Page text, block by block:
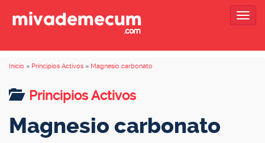
Inicio » Principios Activos » Magnesio carbonato
Principios Activos
Magnesio carbonato